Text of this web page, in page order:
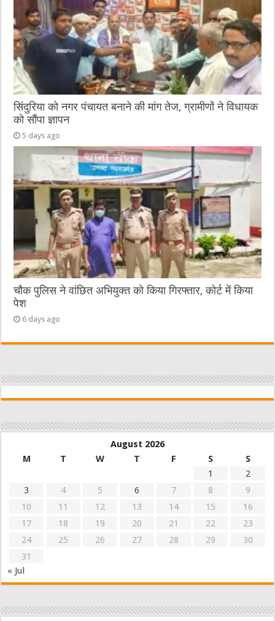
सिंदुरिया को नगर पंचायत बनाने की मांग तेज, ग्रामीणों ने विधायक
को सौंपा ज्ञापन
5 days ago
चौक पुलिस ने वांछित अभियुक्त को किया गिरफ्तार, कोर्ट में किया
पेश
6 days ago
August 2026
M
T W T F S
S
1
2
3
4 5 6 7 8
9
10
11 12 13 14 15
16
17
18 19 20 21 22
23
24
25 26 27 28 29
30
31
« Jul